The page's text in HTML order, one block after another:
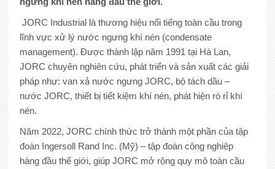
JORC Industrial là thương hiệu nổi tiếng toàn cầu trong
lĩnh vực xử lý nước ngưng khí nén (condensate
management). Được thành lập năm 1991 tại Hà Lan,
JORC chuyên nghiên cứu, phát triển và sản xuất các giải
pháp như: van xả nước ngưng JORC, bộ tách dầu –
nước JORC, thiết bị tiết kiệm khí nén, phát hiện rò rỉ khí
nén.
Năm 2022, JORC chính thức trở thành một phần của tập
đoàn Ingersoll Rand Inc. (Mỹ) – tập đoàn công nghiệp
hàng đầu thế giới, giúp JORC mở rộng quy mô toàn cầu